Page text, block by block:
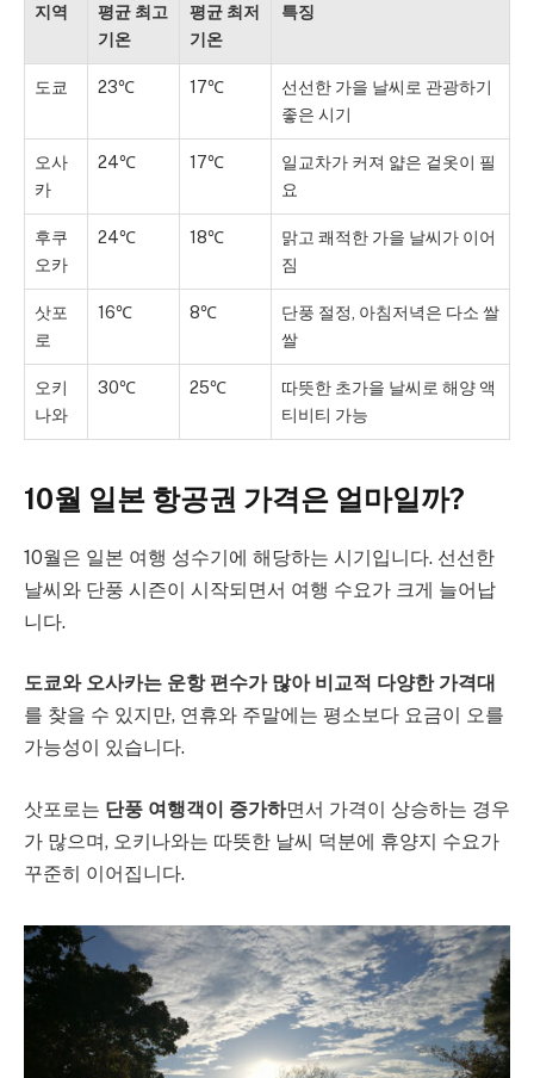
지역
평균 최고
기온
평균 최저
기온
특징
도쿄 23℃ 17℃
선선한 가을 날씨로 관광하기
좋은 시기
오사
카
24℃ 17℃
일교차가 커져 얇은 겉옷이 필
요
후쿠
오카
24℃ 18℃
맑고 쾌적한 가을 날씨가 이어
짐
삿포
로
16℃ 8℃
단풍 절정, 아침저녁은 다소 쌀
쌀
오키
나와
30℃ 25℃
따뜻한 초가을 날씨로 해양 액
티비티 가능
10월 일본 항공권 가격은 얼마일까?
10월은 일본 여행 성수기에 해당하는 시기입니다. 선선한
날씨와 단풍 시즌이 시작되면서 여행 수요가 크게 늘어납
니다.
도쿄와 오사카는 운항 편수가 많아 비교적 다양한 가격대
를 찾을 수 있지만, 연휴와 주말에는 평소보다 요금이 오를
가능성이 있습니다.
삿포로는 단풍 여행객이 증가하면서 가격이 상승하는 경우
가 많으며, 오키나와는 따뜻한 날씨 덕분에 휴양지 수요가
꾸준히 이어집니다.